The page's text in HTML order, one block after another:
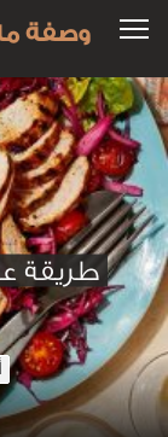
وصفة
طريقة